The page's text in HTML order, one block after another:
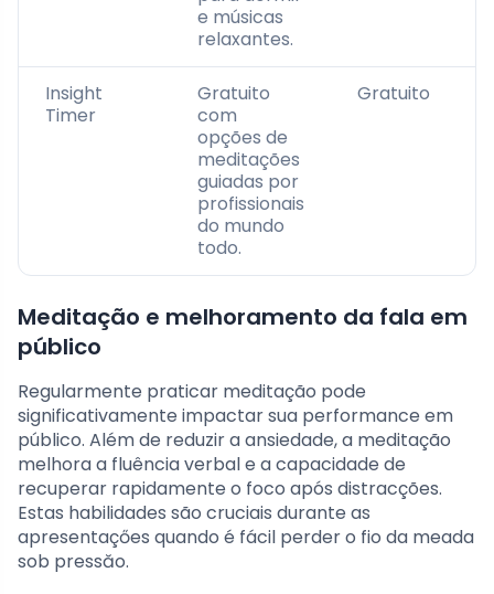
e músicas
relaxantes.
Insight
Timer
Gratuito
com
opções de
meditações
guiadas por
profissionais
do mundo
todo.
Gratuito
Meditação e melhoramento da fala em
público
Regularmente praticar meditação pode
significativamente impactar sua performance em
público. Além de reduzir a ansiedade, a meditação
melhora a fluência verbal e a capacidade de
recuperar rapidamente o foco após distracções.
Estas habilidades são cruciais durante as
apresentaçőes quando é fácil perder o fio da meada
sob pressăo.